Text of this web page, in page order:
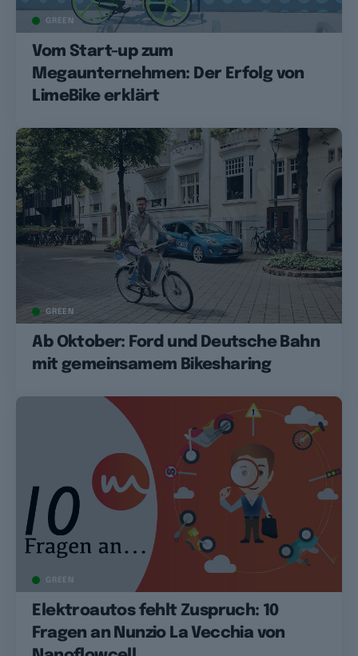
GREEN
Vom Start-up zum
Megaunternehmen: Der Erfolg von
LimeBike erklärt
GREEN
Ab Oktober: Ford und Deutsche Bahn
mit gemeinsamem Bikesharing
GREEN
Elektroautos fehlt Zuspruch: 10
Fragen an Nunzio La Vecchia von